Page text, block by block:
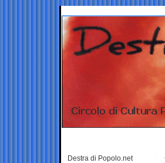
Destra di Popolo.net